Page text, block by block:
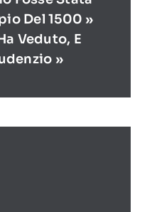
Del 1500 »
Veduto, E
»